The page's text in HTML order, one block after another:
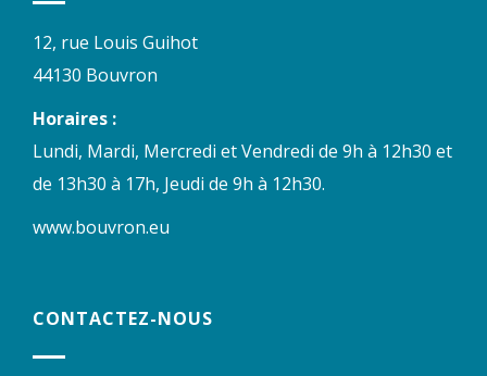
12, rue Louis Guihot
44130 Bouvron
Horaires :
Lundi, Mardi, Mercredi et Vendredi de 9h à 12h30 et
de 13h30 à 17h, Jeudi de 9h à 12h30.
www.bouvron.eu
CONTACTEZ-NOUS